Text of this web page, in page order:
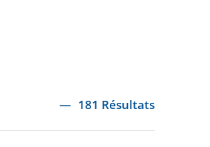
181 Résultats